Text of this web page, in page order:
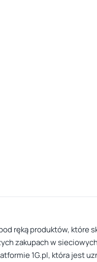
ręką produktów, które
zakupach w
1G.pl, która jest